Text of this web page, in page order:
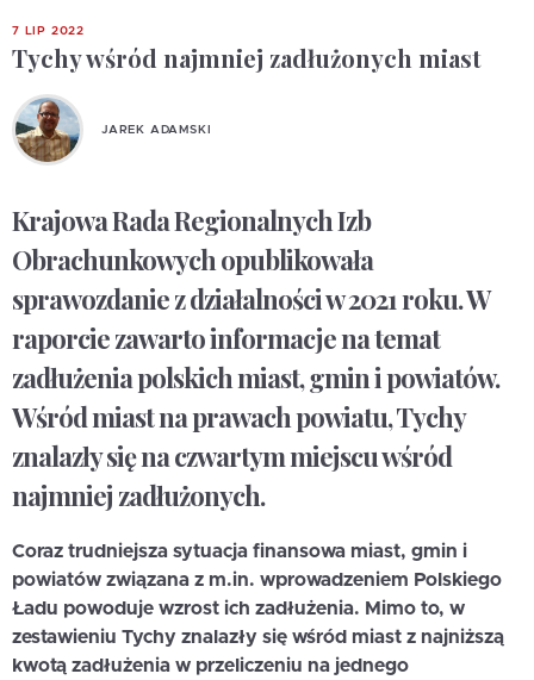
7 LIP 2022
Tychy wśród najmniej zadłużonych miast
JAREK ADAMSKI
Krajowa Rada Regionalnych Izb
Obrachunkowych opublikowała
sprawozdanie z działalności w 2021 roku. W
raporcie zawarto informacje na temat
zadłużenia polskich miast, gmin i powiatów.
Wśród miast na prawach powiatu, Tychy
znalazły się na czwartym miejscu wśród
najmniej zadłużonych.
Coraz trudniejsza sytuacja finansowa miast, gmin i
powiatów związana z m.in. wprowadzeniem Polskiego
Ładu powoduje wzrost ich zadłużenia. Mimo to, w
zestawieniu Tychy znalazły się wśród miast z najniższą
kwotą zadłużenia w przeliczeniu na jednego